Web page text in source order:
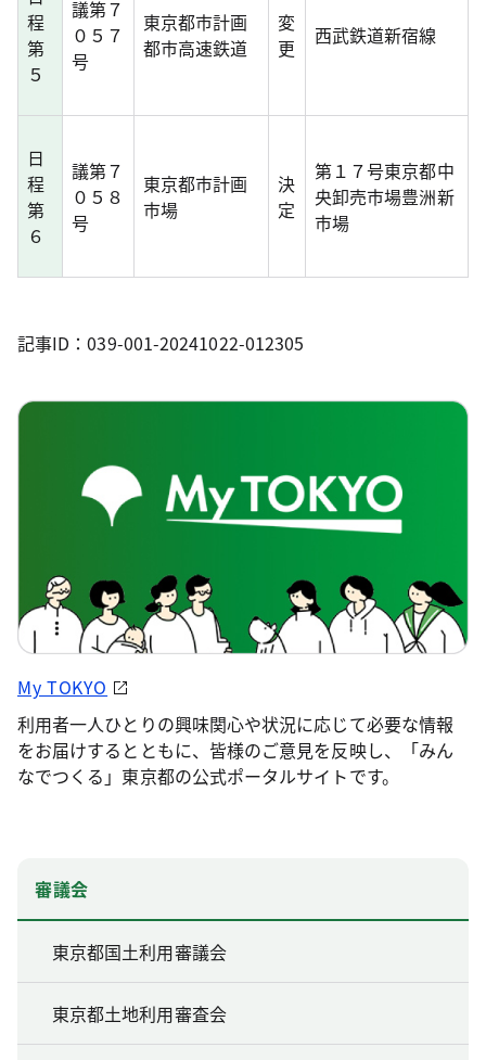
程
第
５
議第７
０５７
号
東京都市計画
都市高速鉄道
変
更
西武鉄道新宿線
日
程
第
６
議第７
０５８
号
東京都市計画
市場
決
定
第１７号東京都中
央卸売市場豊洲新
市場
記事ID：039-001-20241022-012305
My TOKYO
利用者一人ひとりの興味関心や状況に応じて必要な情報
をお届けするとともに、皆様のご意見を反映し、「みん
なでつくる」東京都の公式ポータルサイトです。
審議会
東京都国土利用審議会
東京都土地利用審査会